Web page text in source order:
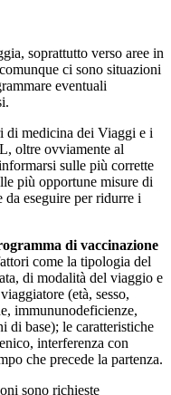
soprattutto verso aree in
ci sono situazioni
eventuali
di medicina dei Viaggi e i
oltre ovviamente al
sulle più corrette
più opportune misure di
eseguire per ridurre i
di vaccinazione
come la tipologia del
di modalità del viaggio e
(età, sesso,
immununodeficienze,
di base); le caratteristiche
interferenza con
che precede la partenza.
sono richieste